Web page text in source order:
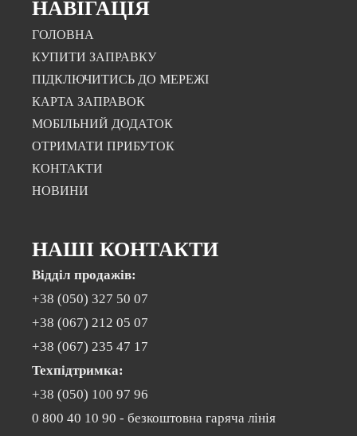
НАВІГАЦІЯ
ГОЛОВНА
КУПИТИ ЗАПРАВКУ
ПІДКЛЮЧИТИСЬ ДО МЕРЕЖІ
КАРТА ЗАПРАВОК
МОБІЛЬНИЙ ДОДАТОК
ОТРИМАТИ ПРИБУТОК
КОНТАКТИ
НОВИНИ
НАШІ КОНТАКТИ
Відділ продажів:
+38 (050) 327 50 07
+38 (067) 212 05 07
+38 (067) 235 47 17
Техпідтримка:
+38 (050) 100 97 96
0 800 40 10 90 - безкоштовна гаряча лінія